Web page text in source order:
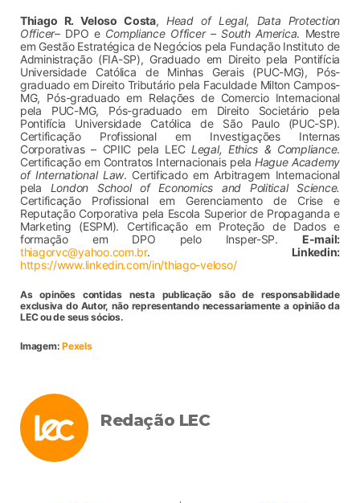
Thiago R. Veloso Costa, Head of Legal, Data Protection
Officer– DPO e Compliance Officer – South America. Mestre
em Gestão Estratégica de Negócios pela Fundação Instituto de
Administração (FIA-SP), Graduado em Direito pela Pontifícia
Universidade Católica de Minhas Gerais (PUC-MG), Pós-
graduado em Direito Tributário pela Faculdade Milton Campos-
MG, Pós-graduado em Relações de Comercio Internacional
pela PUC-MG, Pós-graduado em Direito Societário pela
Pontifícia Universidade Católica de São Paulo (PUC-SP).
Certificação Profissional em Investigações Internas
Corporativas – CPIIC pela LEC Legal, Ethics & Compliance.
Certificação em Contratos Internacionais pelaHague Academy
of International Law. Certificado em Arbitragem Internacional
pela London School of Economics and Political Science.
Certificação Profissional em Gerenciamento de Crise e
Reputação Corporativa pela Escola Superior de Propaganda e
Marketing (ESPM). Certificação em Proteção de Dados e
formação em DPO pelo Insper-SP. E-mail:
thiagorvc@yahoo.com.br. Linkedin:
https://www.linkedin.com/in/thiago-veloso/
As opinões contidas nesta publicação são de responsabilidade
exclusiva do Autor, não representando necessariamente a opinião da
LEC ou de seus sócios.
Imagem:Pexels
Redação LEC